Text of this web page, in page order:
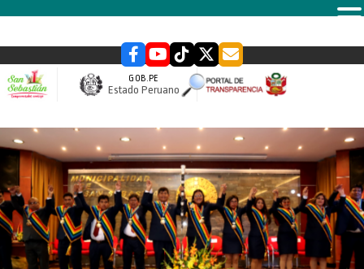
GOB.PE
Estado Peruano
slider